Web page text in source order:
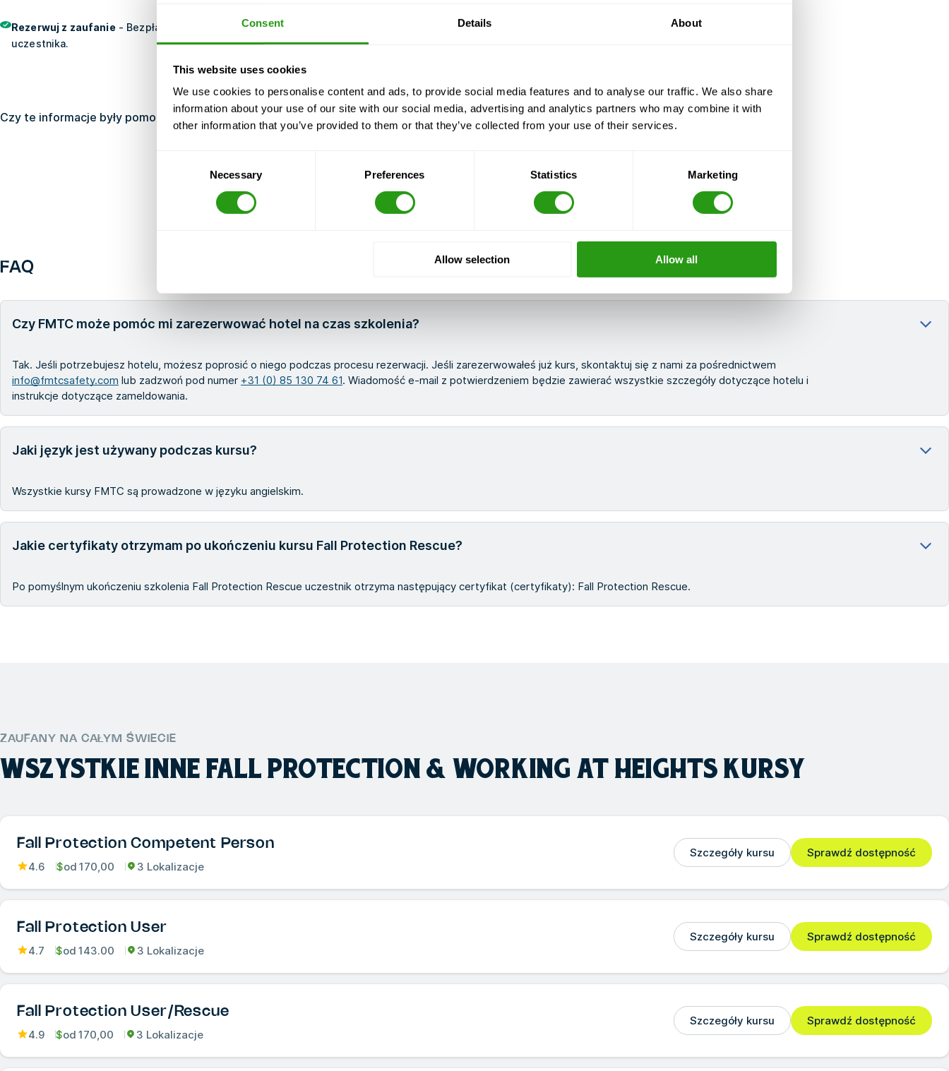
Consent Details About
This website uses cookies
We use cookies to personalise content and ads, to provide social media features and to analyse our traffic. We also share
information about your use of our site with our social media, advertising and analytics partners who may combine it with
other information that you’ve provided to them or that they’ve collected from your use of their services.
Necessary Preferences Statistics Marketing
Allow selection Allow all
Rezerwuj z zaufanie- Bezpłatnie anulowanie, brak przedpłaty, i my nigdy anulujemy. Nawet z tylko 1
uczestnika.
Czy te informacje były pomocne?
FAQ
Czy FMTC może pomóc mi zarezerwować hotel na czas szkolenia?
Tak. Jeśli potrzebujesz hotelu, możesz poprosić o niego podczas procesu rezerwacji. Jeśli zarezerwowałeś już kurs, skontaktuj się z nami za pośrednictwem
info@fmtcsafety.com lub zadzwoń pod numer +31 (0) 85 130 74 61. Wiadomość e-mail z potwierdzeniem będzie zawierać wszystkie szczegóły dotyczące hotelu i
instrukcje dotyczące zameldowania.
Jaki język jest używany podczas kursu?
Wszystkie kursy FMTC są prowadzone w języku angielskim.
Jakie certyfikaty otrzymam po ukończeniu kursu Fall Protection Rescue?
Po pomyślnym ukończeniu szkolenia Fall Protection Rescue uczestnik otrzyma następujący certyfikat (certyfikaty): Fall Protection Rescue.
ZAUFANY NA CAŁYM ŚWIECIE
WSZYSTKIE INNE FALL PROTECTION & WORKING AT HEIGHTS KURSY
Fall Protection Competent Person
4.6 $od 170,00 3 Lokalizacje
Szczegóły kursu Sprawdź dostępność
Fall Protection User
4.7 $od 143.00 3 Lokalizacje
Szczegóły kursu Sprawdź dostępność
Fall Protection User/Rescue
4.9 $od 170,00 3 Lokalizacje
Szczegóły kursu Sprawdź dostępność